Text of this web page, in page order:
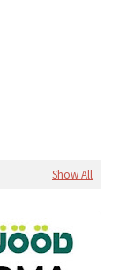
Show All